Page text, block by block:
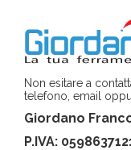
Non esitare a
telefono, email
Giordano
P.IVA: